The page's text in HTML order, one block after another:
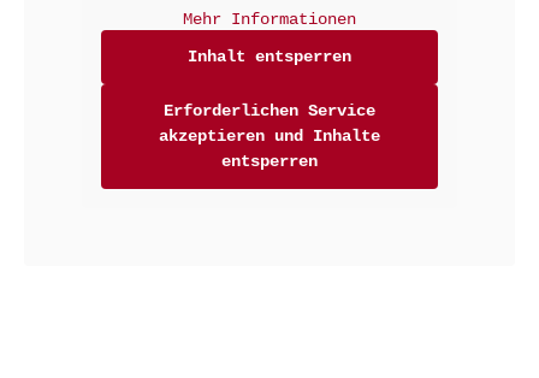
Mehr Informationen
Inhalt entsperren
Erforderlichen Service
akzeptieren und Inhalte
entsperren